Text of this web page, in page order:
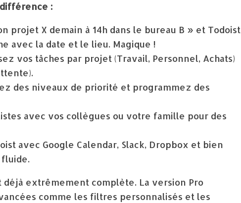
:
projet X demain à 14h dans le bureau B » et Todoist
avec la date et le lieu. Magique !
vos tâches par projet (Travail, Personnel, Achats)
des niveaux de priorité et programmez des
avec vos collègues ou votre famille pour des
avec Google Calendar, Slack, Dropbox et bien
fluide.
déjà extrêmement complète. La version Pro
comme les filtres personnalisés et les